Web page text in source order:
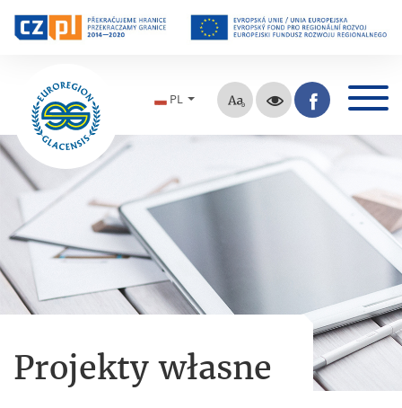
PL
Projekty własne